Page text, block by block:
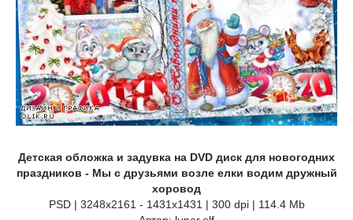
Детская обложка и задувка на DVD диск для новогодних
праздников - Мы с друзьями возле елки водим дружный
хоровод
PSD | 3248x2161 - 1431x1431 | 300 dpi | 114.4 Mb